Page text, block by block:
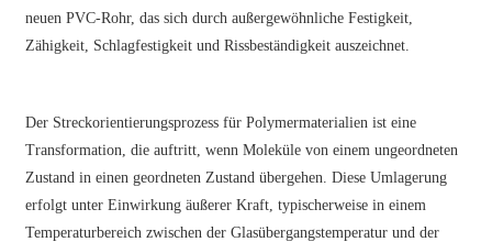
neuen PVC-Rohr, das sich durch außergewöhnliche Festigkeit,
Zähigkeit, Schlagfestigkeit und Rissbeständigkeit auszeichnet.
Der Streckorientierungsprozess für Polymermaterialien ist eine
Transformation, die auftritt, wenn Moleküle von einem ungeordneten
Zustand in einen geordneten Zustand übergehen. Diese Umlagerung
erfolgt unter Einwirkung äußerer Kraft, typischerweise in einem
Temperaturbereich zwischen der Glasübergangstemperatur und der